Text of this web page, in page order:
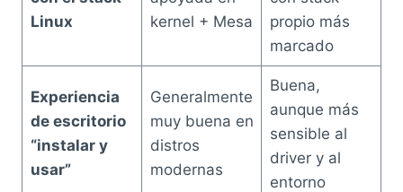
Linux
kernel + Mesa
propio más
marcado
Experiencia
de escritorio
“instalar y
usar”
Generalmente
muy buena en
distros
modernas
Buena,
aunque más
sensible al
driver y al
entorno